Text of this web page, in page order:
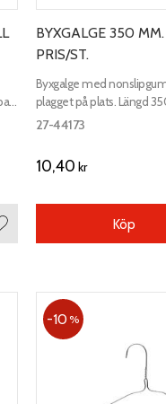
till i favoriter
BYXGALGE 350
PRIS/ST.
Byxgalge med
plagget på plats. Längd
tråd.
27-44173
10,40 kr
Köp
10 %